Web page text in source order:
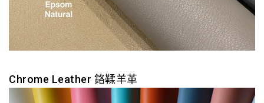
Chrome Leather 鉻鞣羊革